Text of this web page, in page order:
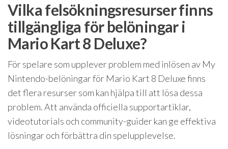
Vilka felsökningsresurser finns
tillgängliga för belöningar i
Mario Kart 8 Deluxe?
För spelare som upplever problem med inlösen av My
Nintendo-belöningar för Mario Kart 8 Deluxe finns
det flera resurser som kan hjälpa till att lösa dessa
problem. Att använda officiella supportartiklar,
videotutorials och community-guider kan ge effektiva
lösningar och förbättra din spelupplevelse.